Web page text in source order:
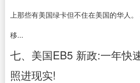
上那些有美国绿卡但不住在美国的华人
移...
七、美国EB5 新政:一年快
照进现实!